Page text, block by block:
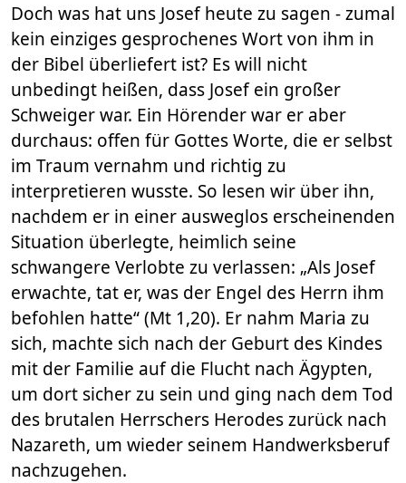
Doch was hat uns Josef heute zu sagen - zumal
kein einziges gesprochenes Wort von ihm in
der Bibel überliefert ist? Es will nicht
unbedingt heißen, dass Josef ein großer
Schweiger war. Ein Hörender war er aber
durchaus: offen für Gottes Worte, die er selbst
im Traum vernahm und richtig zu
interpretieren wusste. So lesen wir über ihn,
nachdem er in einer ausweglos erscheinenden
Situation überlegte, heimlich seine
schwangere Verlobte zu verlassen: „Als Josef
erwachte, tat er, was der Engel des Herrn ihm
befohlen hatte“ (Mt 1,20). Er nahm Maria zu
sich, machte sich nach der Geburt des Kindes
mit der Familie auf die Flucht nach Ägypten,
um dort sicher zu sein und ging nach dem Tod
des brutalen Herrschers Herodes zurück nach
Nazareth, um wieder seinem Handwerksberuf
nachzugehen.